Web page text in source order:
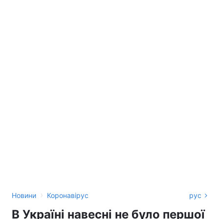
Новини › Коронавірус рус
В Україні навесні не було першої